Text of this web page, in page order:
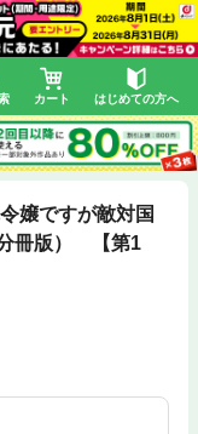
カート はじめての方へ
嬢ですが敵対国
冊版） 【第1